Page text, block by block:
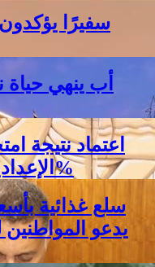
أب ينهي حياة
اعتماد نتيجة
الإعدادية بالبحيرة بنسبة نجاح 100%
سلع غذائية
يدعو